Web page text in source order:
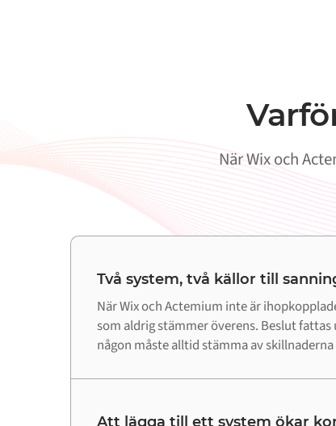
När Wix och
Två system, två källor till
När Wix och Actemium inte är
som aldrig stämmer överens. Beslut
någon måste alltid stämma av
Att lägga till ett system ökar